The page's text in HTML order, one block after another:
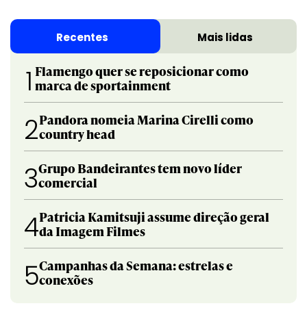
Recentes Mais lidas
1 Flamengo quer se reposicionar como
marca de sportainment
2Pandora nomeia Marina Cirelli como
country head
3Grupo Bandeirantes tem novo líder
comercial
4Patricia Kamitsuji assume direção geral
da Imagem Filmes
5Campanhas da Semana: estrelas e
conexões